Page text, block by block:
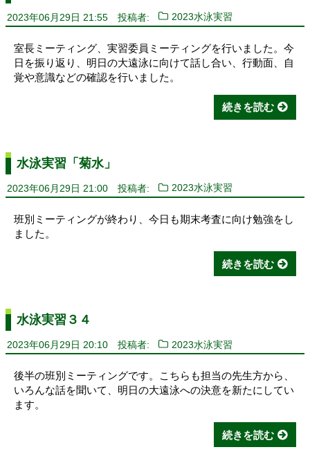
2023年06月29日 21:55 投稿者: 2023水泳実習
室長ミーティング、実習委員ミーティングを行いました。今
日を振り返り、明日の大遠泳に向けて話し合い、行動面、自
覚や意識などの確認を行いました。
続きを読む
水泳実習「菊水」
2023年06月29日 21:00 投稿者: 2023水泳実習
班別ミーティングが終わり、今日も期末考査に向け勉強をし
ました。
続きを読む
水泳実習３４
2023年06月29日 20:10 投稿者: 2023水泳実習
後半の班別ミーティングです。こちらも担当の先生方から、
いろんな話を聞いて、明日の大遠泳への決意を新たにしてい
ます。
続きを読む